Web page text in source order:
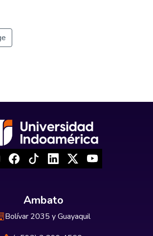
Ambato
Bolívar 2035 y Guayaquil